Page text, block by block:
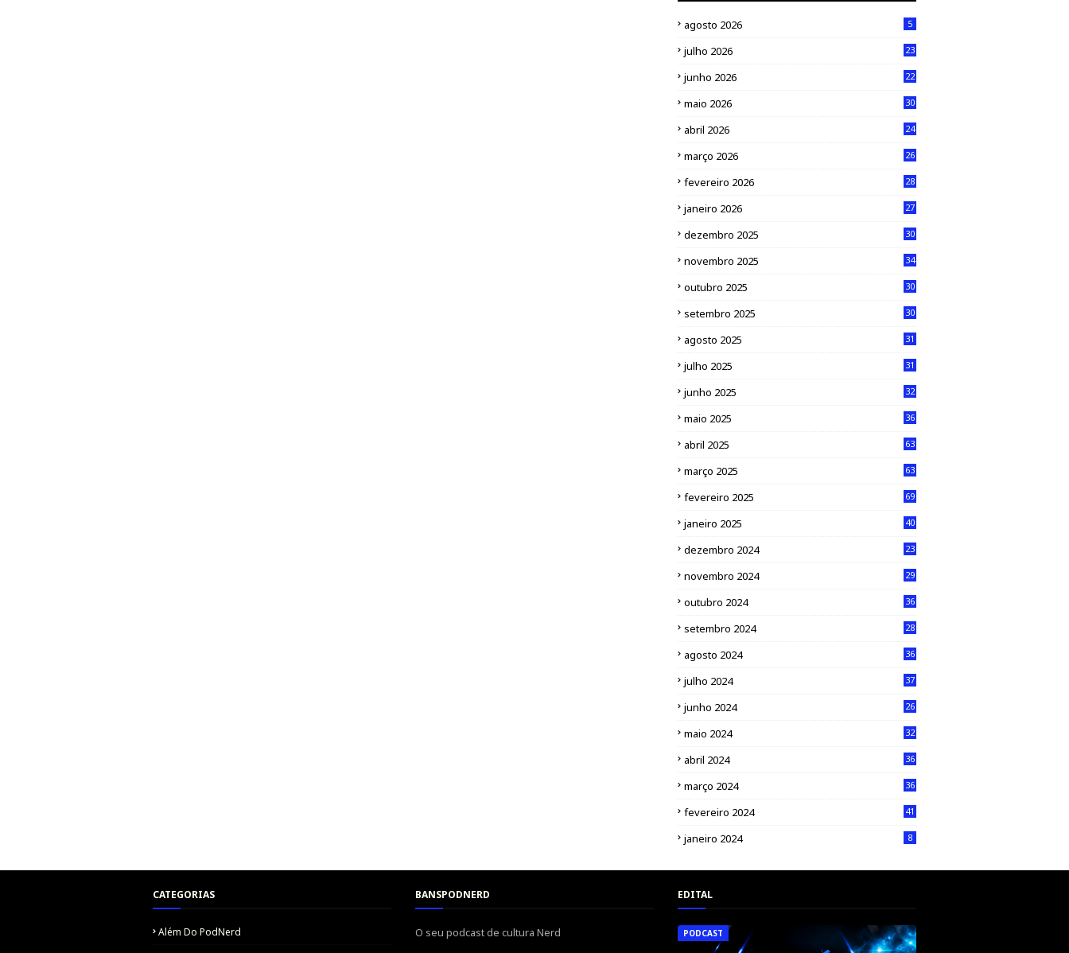
agosto 2026 5
julho 2026 23
junho 2026 22
maio 2026 30
abril 2026 24
março 2026 26
fevereiro 2026 28
janeiro 2026 27
dezembro 2025 30
novembro 2025 34
outubro 2025 30
setembro 2025 30
agosto 2025 31
julho 2025 31
junho 2025 32
maio 2025 36
abril 2025 63
março 2025 63
fevereiro 2025 69
janeiro 2025 40
dezembro 2024 23
novembro 2024 29
outubro 2024 36
setembro 2024 28
agosto 2024 36
julho 2024 37
junho 2024 26
maio 2024 32
abril 2024 36
março 2024 36
fevereiro 2024 41
janeiro 2024 8
CATEGORIAS
Além Do PodNerd
BANSPODNERD
O seu podcast de cultura Nerd
EDITAL
PODCAST